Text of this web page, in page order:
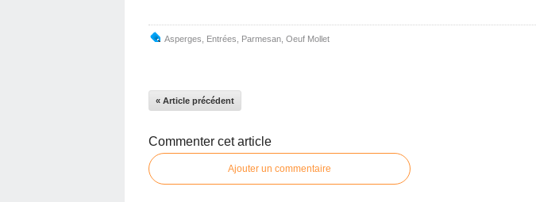
Asperges Entrées Parmesan Oeuf Mollet
« Article précédent
Commenter cet article
Ajouter un commentaire